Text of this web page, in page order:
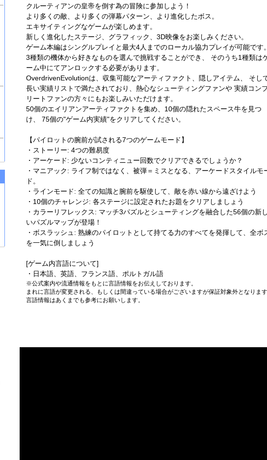
クルーティアンの皇帝を倒す為の冒険に参加しよう！
より多くの敵、より多くの弾幕パターン、より進化したボス。
エキサイティングなゲームが楽しめます。
新しく進化したステージ、グラフィック、3D映像をお楽しみください。
ゲーム本編はシングルプレイと最大4人までのローカル協力プレイが可能です
3種類の機体から好きなものを選んで挑戦することができ、 そのうち1種類は
ーム中にてアンロックする必要があります。
OverdrivenEvolutionは、収集可能なアーティファクト、隠しアイテム、 そし
長い実績リストで満たされており、熱心なシューティングファンや 実績コン
リートファンの方々にもお楽しみいただけます。
50個のエイリアンアーティファクトを集め、10個の隠れたスペース牛を見つ
け、 75個の"ゲーム内実績"をクリアしてください。
【パイロットの腕前が試される7つのゲームモード】
・ストーリー: 4つの難易度
・アーケード: 少ないコンティニュー回数でクリアできるでしょうか？
・マニアック: ライフ制ではなく、被弾＝ミスとなる、アーケードスタイルモ
ド。
・ラインモード: 全ての知識と腕前を駆使して、敵を赤い線から遠ざけよう
・10個のチャレンジ: 各ステージに設定されたお題をクリアしましょう
・カラーリフレックス: マッチ3パズルとシューティングを融合した56個の新
いパズルマップが登場！
・ボスラッシュ: 熟練のパイロットとして持てる力のすべてを発揮して、全ボ
を一気に倒しましょう
[ゲーム内言語について]
・日本語、英語、フランス語、ポルトガル語
※公式案内や流通情報をもとに言語情報をお伝えしております。
まれに言語が変更される、もしくは間違っている場合がございますが保証対象外となりま
言語情報はあくまでも参考にお願いします。